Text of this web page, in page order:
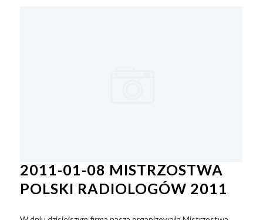
2011-01-08 MISTRZOSTWA
POLSKI RADIOLOGÓW 2011